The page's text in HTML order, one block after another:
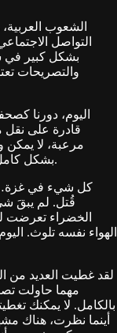
الشعوب
التواصل
بشكل كبير في
والتصريحات
اليوم، دورنا
قادرة على نقل
مرعبة، لا يمكن
بشكل كامل. هناك فرق بين ما تراه العين وما تراه الكاميرا.
كل شيء في غزة…
قُتل. لم يبقَ
الخضراء تعرضت
الهواء نفسه تلوث.
لقد غطيت العديد من
مهما حاولت
بالكامل. لا يمكنك
أينما نظرت، هناك